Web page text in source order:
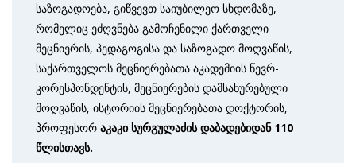
საზოგადოება, გიწვევთ საიუბილეო სხდომაზე,
რომელიც ეძღვნება გამოჩენილი ქართველი
მეცნიერის, პედაგოგისა და საზოგადო მოღვაწის,
საქართველოს მეცნიერებათა აკადემიის წევრ-
კორესპონდენტის, მეცნიერების დამსახურებული
მოღვაწის, ისტორიის მეცნიერებათა დოქტორის,
პროფესორ აკაკი სურგულაძისდაბადებიდან 110
წლისთავს.